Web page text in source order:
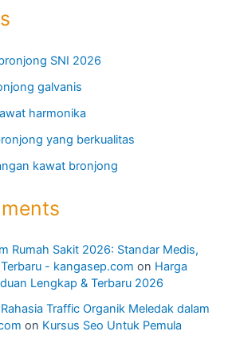
SNI 2026
galvanis
harmonika
yang berkualitas
kawat bronjong
Rumah Sakit 2026: Standar Medis,
- kangasep.com on Harga
Lengkap & Terbaru 2026
Traffic Organik Meledak dalam
on Kursus Seo Untuk Pemula